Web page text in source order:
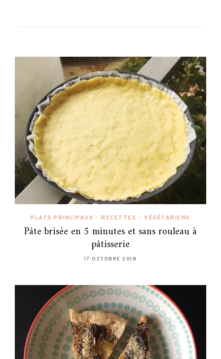
PLATS PRINCIPAUX • RECETTES • VÉGÉTARIENS
Pâte brisée en 5 minutes et sans rouleau à
pâtisserie
17 OCTOBRE 2018